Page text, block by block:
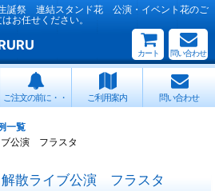
祭 連結スタンド花 公演・イベント花のご
お任せください。
カート 問い合わせ
ご注文の前に・・ ご利用案内 問い合わせ
一覧
ブ公演 フラスタ
散ライブ公演 フラスタ